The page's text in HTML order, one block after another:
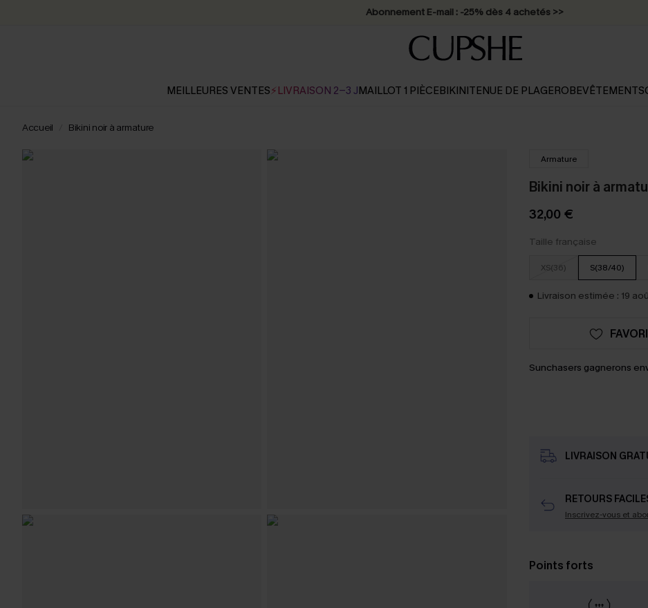
Abonnement E-mail : -25% dès 4 achetés >>
MEILLEURES VENTES⚡LIVRAISON 2-3 JMAILLOT 1 PIÈCEBIKINITENUE DE PLAGEROBEVÊTEMENTS
Accueil Bikini noir à armature
Armature
Bikini noir à
32,00 €
Taille française
XS(36) S(38/40)
Livraison estimée : 19
Sunchasers gagnerons
LIVRAISON
RETOURS
Inscrivez-vous et
Points forts